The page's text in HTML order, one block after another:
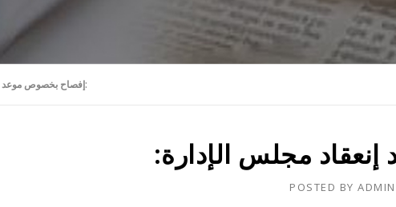
إفصاح بخصوص موعد إنعقاد مجلس الإدارة:
مجلس الإدارة:
POSTED BY ADMIN